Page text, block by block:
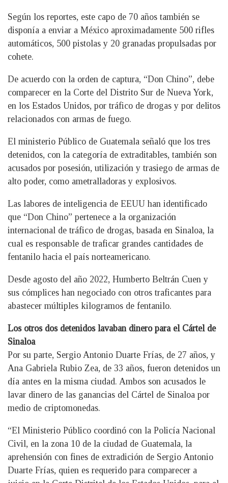
Según los reportes, este capo de 70 años también se
disponía a enviar a México aproximadamente 500 rifles
automáticos, 500 pistolas y 20 granadas propulsadas por
cohete.
De acuerdo con la orden de captura, “Don Chino”, debe
comparecer en la Corte del Distrito Sur de Nueva York,
en los Estados Unidos, por tráfico de drogas y por delitos
relacionados con armas de fuego.
El ministerio Público de Guatemala señaló que los tres
detenidos, con la categoría de extraditables, también son
acusados por posesión, utilización y trasiego de armas de
alto poder, como ametralladoras y explosivos.
Las labores de inteligencia de EEUU han identificado
que “Don Chino” pertenece a la organización
internacional de tráfico de drogas, basada en Sinaloa, la
cual es responsable de traficar grandes cantidades de
fentanilo hacia el país norteamericano.
Desde agosto del año 2022, Humberto Beltrán Cuen y
sus cómplices han negociado con otros traficantes para
abastecer múltiples kilogramos de fentanilo.
Los otros dos detenidos lavaban dinero para el Cártel de
Sinaloa
Por su parte, Sergio Antonio Duarte Frías, de 27 años, y
Ana Gabriela Rubio Zea, de 33 años, fueron detenidos un
día antes en la misma ciudad. Ambos son acusados le
lavar dinero de las ganancias del Cártel de Sinaloa por
medio de criptomonedas.
“El Ministerio Público coordinó con la Policía Nacional
Civil, en la zona 10 de la ciudad de Guatemala, la
aprehensión con fines de extradición de Sergio Antonio
Duarte Frías, quien es requerido para comparecer a